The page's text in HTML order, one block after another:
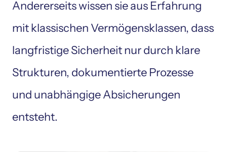
Andererseits wissen sie aus Erfahrung
mit klassischen Vermögensklassen, dass
langfristige Sicherheit nur durch klare
Strukturen, dokumentierte Prozesse
und unabhängige Absicherungen
entsteht.